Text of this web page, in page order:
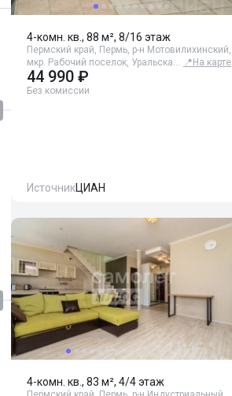
4-комн. кв., 88 м², 8/16 этаж
Пермский край, Пермь, р-н Мотовилихинский,
мкр. Рабочий поселок, Уральска… 📍 На карте
44 990 ₽
Без комиссии
ИсточникЦИАН
4-комн. кв., 83 м², 4/4 этаж